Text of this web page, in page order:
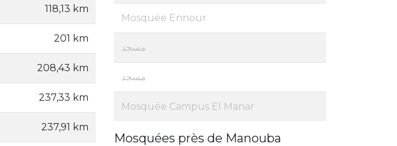
118,13 km
201 km
208,43 km
237,33 km
237,91 km
Mosquée Ennour
مسجد
مسجد
Mosquée Campus El Manar
Mosquées près de Manouba